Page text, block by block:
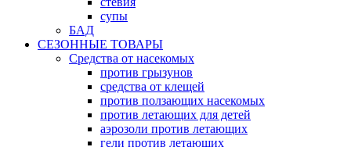
супы
БАД
СЕЗОННЫЕ ТОВАРЫ
Средства от насекомых
против грызунов
средства от клещей
против ползающих насекомых
против летающих для детей
аэрозоли против летающих
гели против летающих